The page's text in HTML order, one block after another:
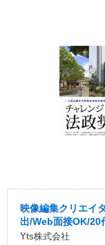
映像編集クリエイ
出/Web面接OK/20
Yts株式会社